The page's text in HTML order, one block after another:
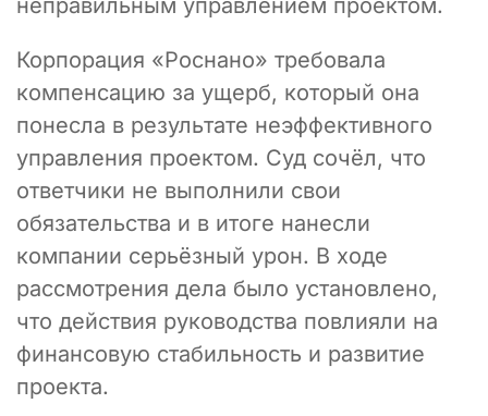
неправильным управлением проектом.
Корпорация «Роснано» требовала
компенсацию за ущерб, который она
понесла в результате неэффективного
управления проектом. Суд сочёл, что
ответчики не выполнили свои
обязательства и в итоге нанесли
компании серьёзный урон. В ходе
рассмотрения дела было установлено,
что действия руководства повлияли на
финансовую стабильность и развитие
проекта.